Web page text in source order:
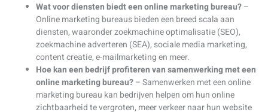
Wat voor diensten biedt een online marketing bureau?–
Online marketing bureaus bieden een breed scala aan
diensten, waaronder zoekmachine optimalisatie (SEO),
zoekmachine adverteren (SEA), sociale media marketing,
content creatie, e-mailmarketing en meer.
Hoe kan een bedrijf profiteren van samenwerking met een
online marketing bureau?– Samenwerken met een online
marketing bureau kan bedrijven helpen om hun online
zichtbaarheid te vergroten, meer verkeer naar hun website